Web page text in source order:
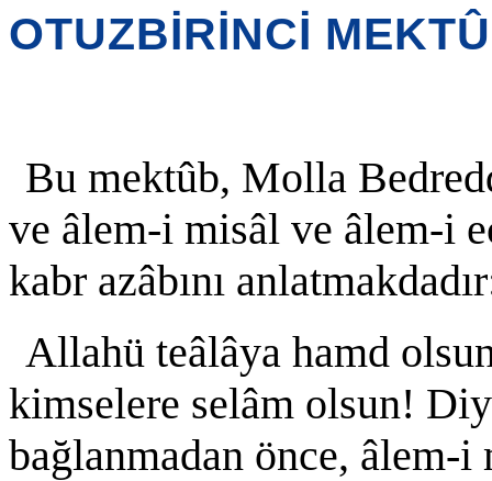
OTUZBİRİNCİ
Bu mektûb, Molla
ve âlem-i misâl ve âlem-i
kabr azâbını
Allahü teâlâya hamd
kimselere selâm olsun!
bağlanmadan önce, âlem-